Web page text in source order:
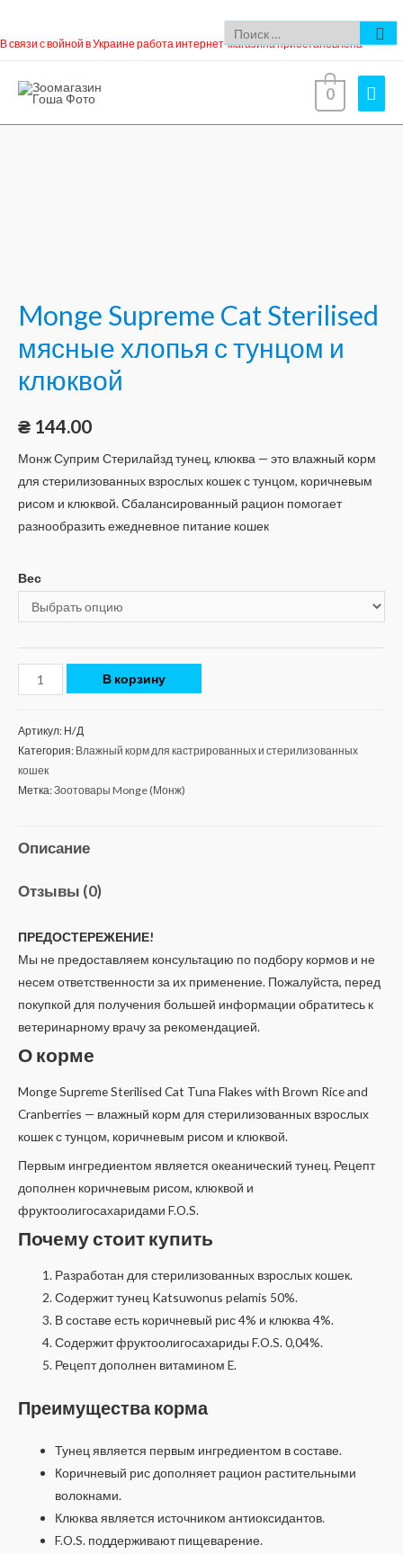
В связи с войной в Украине работа интернет-магазина приостановлена
0
Monge Supreme Cat Sterilised
мясные хлопья с тунцом и
клюквой
₴ 144.00
Монж Суприм Стерилайзд тунец, клюква — это влажный корм
для стерилизованных взрослых кошек с тунцом, коричневым
рисом и клюквой. Сбалансированный рацион помогает
разнообразить ежедневное питание кошек
Вес
В корзину
Артикул: Н/Д
Категория: Влажный корм для кастрированных и стерилизованных
кошек
Метка:Зоотовары Monge (Монж)
Описание
Отзывы (0)
ПРЕДОСТЕРЕЖЕНИЕ!
Мы не предоставляем консультацию по подбору кормов и не
несем ответственности за их применение. Пожалуйста, перед
покупкой для получения большей информации обратитесь к
ветеринарному врачу за рекомендацией.
О корме
Monge Supreme Sterilised Cat Tuna Flakes with Brown Rice and
Cranberries — влажный корм для стерилизованных взрослых
кошек с тунцом, коричневым рисом и клюквой.
Первым ингредиентом является океанический тунец. Рецепт
дополнен коричневым рисом, клюквой и
фруктоолигосахаридами F.O.S.
Почему стоит купить
Разработан для стерилизованных взрослых кошек.
Содержит тунец Katsuwonus pelamis 50%.
В составе есть коричневый рис 4% и клюква 4%.
Содержит фруктоолигосахариды F.O.S. 0,04%.
Рецепт дополнен витамином E.
Преимущества корма
Тунец является первым ингредиентом в составе.
Коричневый рис дополняет рацион растительными
волокнами.
Клюква является источником антиоксидантов.
F.O.S. поддерживают пищеварение.